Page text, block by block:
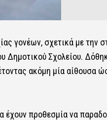
γονέων, σχετικά με την
Δημοτικού Σχολείου.
ακόμη μία αίθουσα
έχουν προθεσμία να